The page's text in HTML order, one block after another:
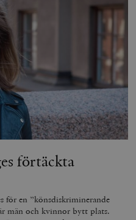
förtäckta
för en ”könsdiskriminerande
män och kvinnor bytt plats.